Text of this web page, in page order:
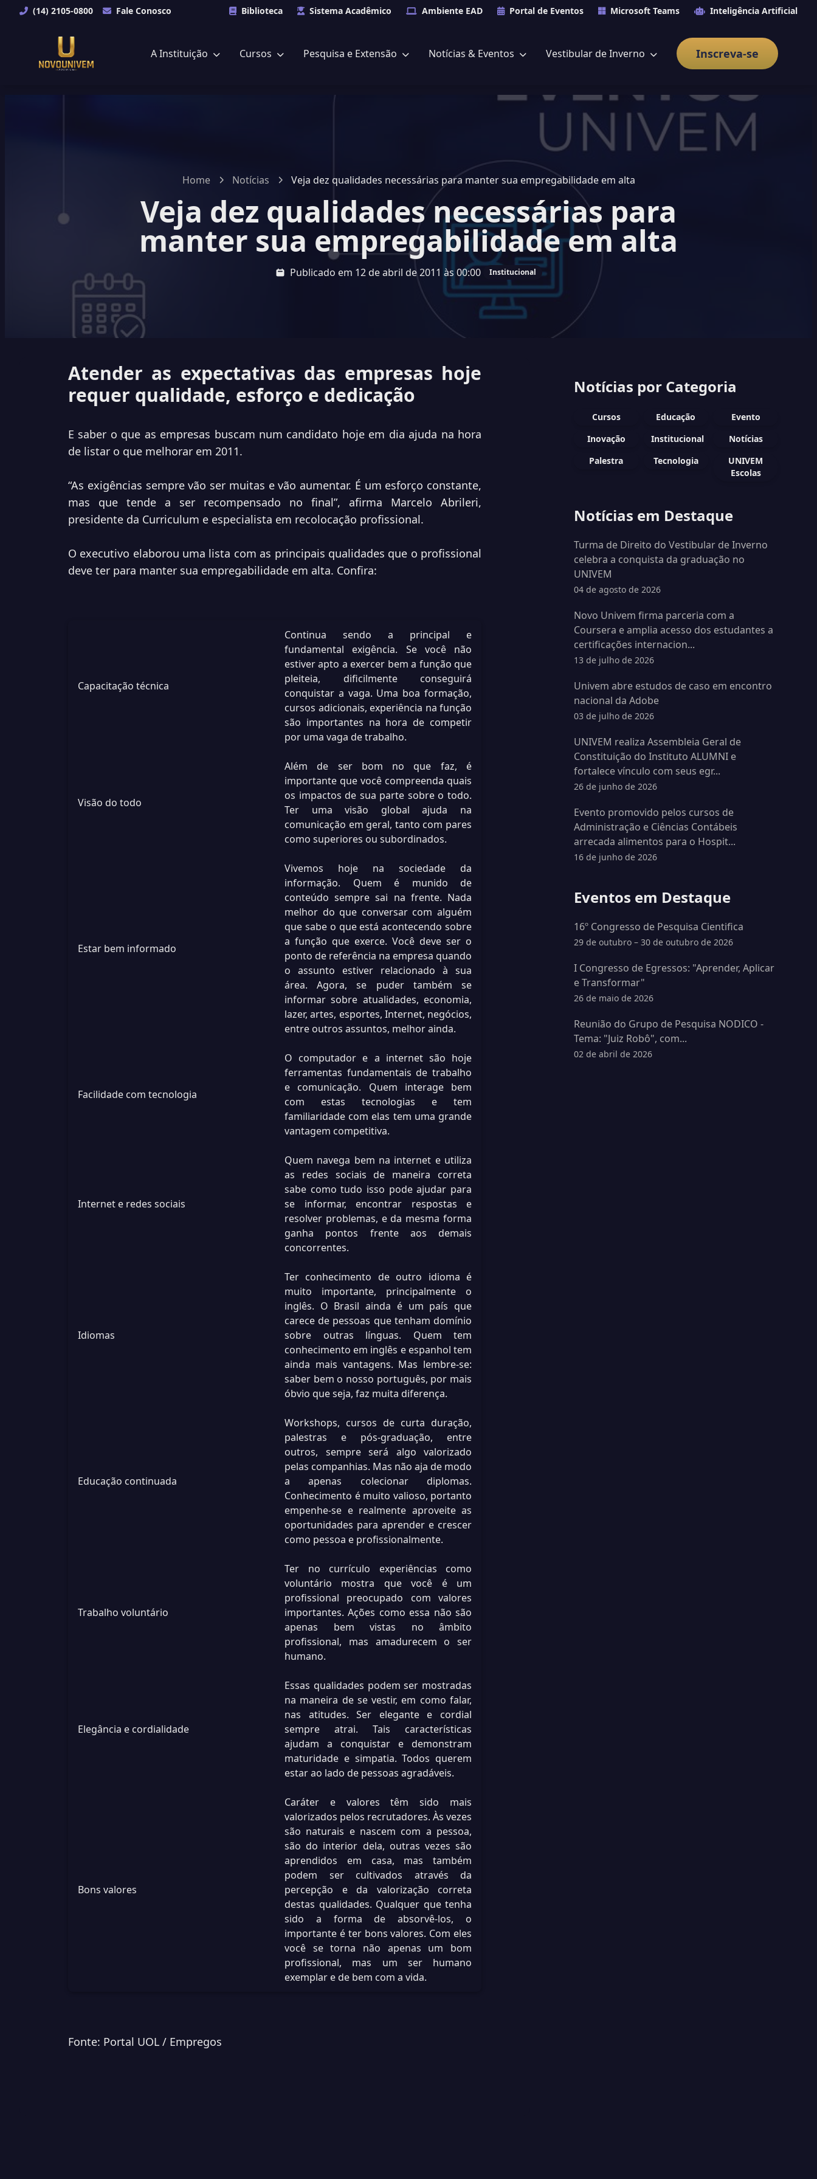
(14) 2105-0800 Fale Conosco Biblioteca Sistema Acadêmico Ambiente EAD Portal de Eventos Microsoft Teams Inteligência Artificial
A Instituição Cursos Pesquisa e Extensão Notícias & Eventos Vestibular de Inverno Inscreva-se
Home Notícias Veja dez qualidades necessárias para manter sua empregabilidade em alta
Veja dez qualidades necessárias para
manter sua empregabilidade em alta
Publicado em 12 de abril de 2011 às 00:00 Institucional
Atender as expectativas das empresas hoje
requer qualidade, esforço e dedicação
E saber o que as empresas buscam num candidato hoje em dia ajuda na hora
de listar o que melhorar em 2011.
“As exigências sempre vão ser muitas e vão aumentar. É um esforço constante,
mas que tende a ser recompensado no final”, afirma Marcelo Abrileri,
presidente da Curriculum e especialista em recolocação profissional.
O executivo elaborou uma lista com as principais qualidades que o profissional
deve ter para manter sua empregabilidade em alta. Confira:
Capacitação técnica
Continua sendo a principal e
fundamental exigência. Se você não
estiver apto a exercer bem a função que
pleiteia, dificilmente conseguirá
conquistar a vaga. Uma boa formação,
cursos adicionais, experiência na função
são importantes na hora de competir
por uma vaga de trabalho.
Visão do todo
Além de ser bom no que faz, é
importante que você compreenda quais
os impactos de sua parte sobre o todo.
Ter uma visão global ajuda na
comunicação em geral, tanto com pares
como superiores ou subordinados.
Estar bem informado
Vivemos hoje na sociedade da
informação. Quem é munido de
conteúdo sempre sai na frente. Nada
melhor do que conversar com alguém
que sabe o que está acontecendo sobre
a função que exerce. Você deve ser o
ponto de referência na empresa quando
o assunto estiver relacionado à sua
área. Agora, se puder também se
informar sobre atualidades, economia,
lazer, artes, esportes, Internet, negócios,
entre outros assuntos, melhor ainda.
Facilidade com tecnologia
O computador e a internet são hoje
ferramentas fundamentais de trabalho
e comunicação. Quem interage bem
com estas tecnologias e tem
familiaridade com elas tem uma grande
vantagem competitiva.
Internet e redes sociais
Quem navega bem na internet e utiliza
as redes sociais de maneira correta
sabe como tudo isso pode ajudar para
se informar, encontrar respostas e
resolver problemas, e da mesma forma
ganha pontos frente aos demais
concorrentes.
Idiomas
Ter conhecimento de outro idioma é
muito importante, principalmente o
inglês. O Brasil ainda é um país que
carece de pessoas que tenham domínio
sobre outras línguas. Quem tem
conhecimento em inglês e espanhol tem
ainda mais vantagens. Mas lembre-se:
saber bem o nosso português, por mais
óbvio que seja, faz muita diferença.
Educação continuada
Workshops, cursos de curta duração,
palestras e pós-graduação, entre
outros, sempre será algo valorizado
pelas companhias. Mas não aja de modo
a apenas colecionar diplomas.
Conhecimento é muito valioso, portanto
empenhe-se e realmente aproveite as
oportunidades para aprender e crescer
como pessoa e profissionalmente.
Trabalho voluntário
Ter no currículo experiências como
voluntário mostra que você é um
profissional preocupado com valores
importantes. Ações como essa não são
apenas bem vistas no âmbito
profissional, mas amadurecem o ser
humano.
Elegância e cordialidade
Essas qualidades podem ser mostradas
na maneira de se vestir, em como falar,
nas atitudes. Ser elegante e cordial
sempre atrai. Tais características
ajudam a conquistar e demonstram
maturidade e simpatia. Todos querem
estar ao lado de pessoas agradáveis.
Bons valores
Caráter e valores têm sido mais
valorizados pelos recrutadores. Às vezes
são naturais e nascem com a pessoa,
são do interior dela, outras vezes são
aprendidos em casa, mas também
podem ser cultivados através da
percepção e da valorização correta
destas qualidades. Qualquer que tenha
sido a forma de absorvê-los, o
importante é ter bons valores. Com eles
você se torna não apenas um bom
profissional, mas um ser humano
exemplar e de bem com a vida.
Fonte: Portal UOL / Empregos
Notícias por Categoria
Cursos Educação
Evento
Inovação
Institucional
Notícias
Palestra
Tecnologia
UNIVEM
Escolas
Notícias em Destaque
Turma de Direito do Vestibular de Inverno
celebra a conquista da graduação no
UNIVEM
04 de agosto de 2026
Novo Univem firma parceria com a
Coursera e amplia acesso dos estudantes a
certificações internacion...
13 de julho de 2026
Univem abre estudos de caso em encontro
nacional da Adobe
03 de julho de 2026
UNIVEM realiza Assembleia Geral de
Constituição do Instituto ALUMNI e
fortalece vínculo com seus egr...
26 de junho de 2026
Evento promovido pelos cursos de
Administração e Ciências Contábeis
arrecada alimentos para o Hospit...
16 de junho de 2026
Eventos em Destaque
16º Congresso de Pesquisa Cientifica
29 de outubro – 30 de outubro de 2026
I Congresso de Egressos: "Aprender, Aplicar
e Transformar"
26 de maio de 2026
Reunião do Grupo de Pesquisa NODICO -
Tema: "Juiz Robô", com...
02 de abril de 2026